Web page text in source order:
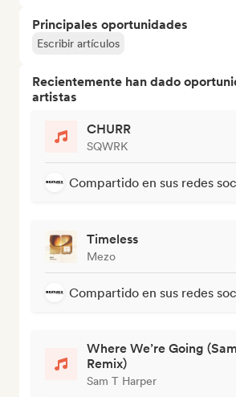
Principales oportunidades
Escribir artículos
Recientemente han dado
artistas
CHURR
SQWRK
Compartido en sus redes
Timeless
Mezo
Compartido en sus redes
Where We’re Going
Remix)
Sam T Harper